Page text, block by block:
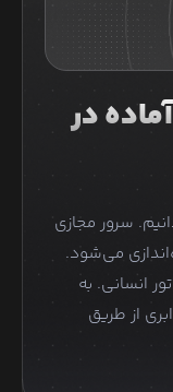
در
سرور مجازی
می‌شود.
انسانی. به
از طریق